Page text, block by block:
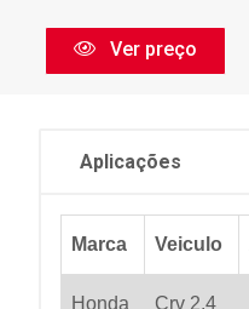
Ver preço
Aplicações
Marca Veiculo
Honda Crv 2.4